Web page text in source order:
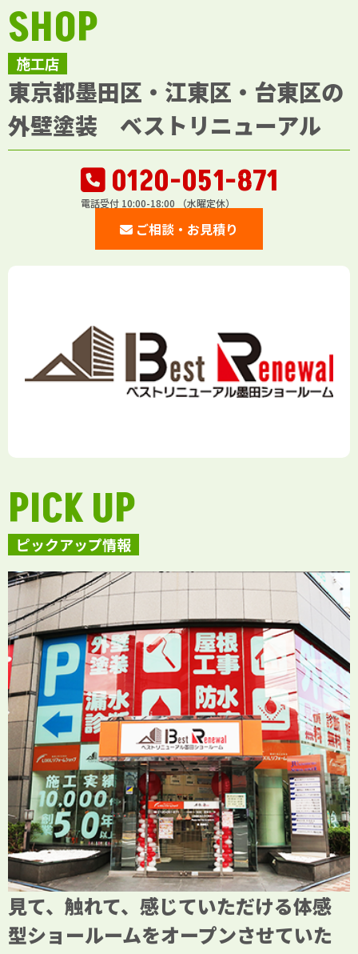
施工店
SHOP
東京都墨田区・江東区・台東区の
外壁塗装 ベストリニューアル
0120-051-871
電話受付 10:00-18:00 （水曜定休）
ご相談・お見積り
ピックアップ情報
PICK UP
見て、触れて、感じていただける体感
型ショールームをオープンさせていた